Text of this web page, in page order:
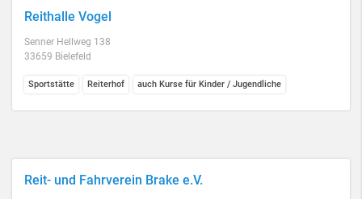
Reithalle Vogel
Senner Hellweg 138
33659 Bielefeld
Sportstätte Reiterhof auch Kurse für Kinder / Jugendliche
Reit- und Fahrverein Brake e.V.